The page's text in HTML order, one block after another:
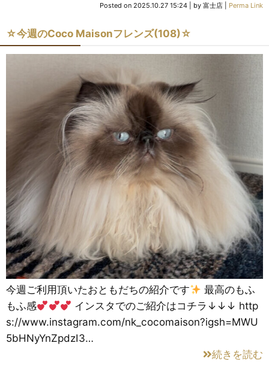
Posted on 2025.10.27 15:24 by 富士店 Perma Link
☆今週のCoco Maisonフレンズ(108)☆
今週ご利用頂いたおともだちの紹介です
最高のもふ
もふ感
インスタでのご紹介はコチラ↓↓↓ http
s://www.instagram.com/nk_cocomaison?igsh=MWU
5bHNyYnZpdzI3…
続きを読む